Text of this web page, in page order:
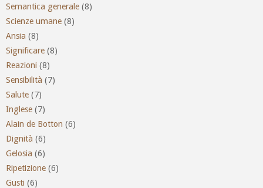
Semantica generale (8)
Scienze umane (8)
Ansia (8)
Significare (8)
Reazioni (8)
Sensibilità (7)
Salute (7)
Inglese (7)
Alain de Botton (6)
Dignità (6)
Gelosia (6)
Ripetizione (6)
Gusti (6)